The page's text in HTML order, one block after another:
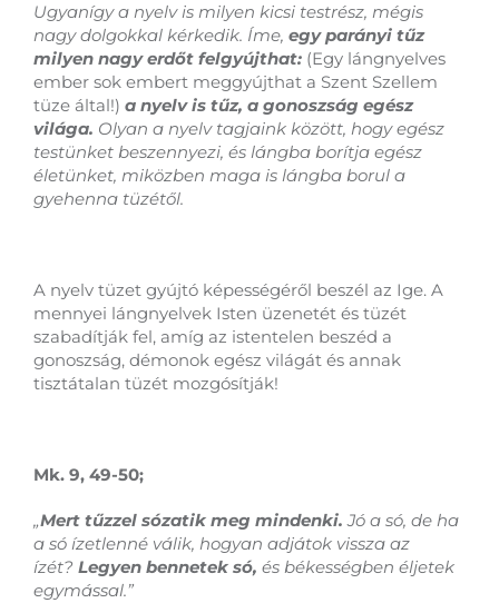
Ugyanígy a nyelv is milyen kicsi testrész, mégis
nagy dolgokkal kérkedik. Íme, egy parányi tűz
milyen nagy erdőt felgyújthat: (Egy lángnyelves
ember sok embert meggyújthat a Szent Szellem
tüze által!) a nyelv is tűz, a gonoszság egész
világa. Olyan a nyelv tagjaink között, hogy egész
testünket beszennyezi, és lángba borítja egész
életünket, miközben maga is lángba borul a
gyehenna tüzétől.
A nyelv tüzet gyújtó képességéről beszél az Ige. A
mennyei lángnyelvek Isten üzenetét és tüzét
szabadítják fel, amíg az istentelen beszéd a
gonoszság, démonok egész világát és annak
tisztátalan tüzét mozgósítják!
Mk. 9, 49-50;
„Mert tűzzel sózatik meg mindenki.Jó a só, de ha
a só ízetlenné válik, hogyan adjátok vissza az
ízét? Legyen bennetek só, és békességben éljetek
egymással.”